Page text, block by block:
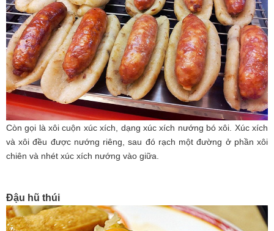
Còn gọi là xôi cuộn xúc xích, dạng xúc xích nướng bó xôi. Xúc xích
và xôi đều được nướng riêng, sau đó rạch một đường ở phần xôi
chiên và nhét xúc xích nướng vào giữa.
Đậu hũ thúi